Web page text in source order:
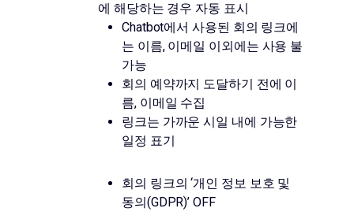
에 해당하는 경우 자동 표시
Chatbot에서 사용된 회의 링크에
는 이름, 이메일 이외에는 사용 불
가능
회의 예약까지 도달하기 전에 이
름, 이메일 수집
링크는 가까운 시일 내에 가능한
일정 표기
회의 링크의 ‘개인 정보 보호 및
동의(GDPR)’ OFF